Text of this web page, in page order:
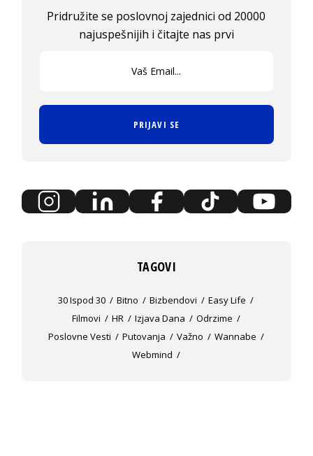
Pridružite se poslovnoj zajednici od 20000
najuspešnijih i čitajte nas prvi
PRIJAVI SE
TAGOVI
30 Ispod 30 Bitno Bizbendovi
Easy Life
Filmovi
HR Izjava Dana
Odrzime
Poslovne Vesti
Putovanja Važno
Wannabe
Webmind